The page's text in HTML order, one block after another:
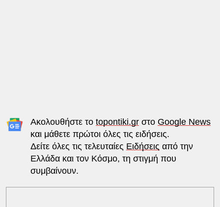
Ακολουθήστε το topontiki.grστο Google News
και μάθετε πρώτοι όλες τις ειδήσεις.
Δείτε όλες τις τελευταίες Ειδήσεις από την
Ελλάδα και τον Κόσμο, τη στιγμή που
συμβαίνουν.